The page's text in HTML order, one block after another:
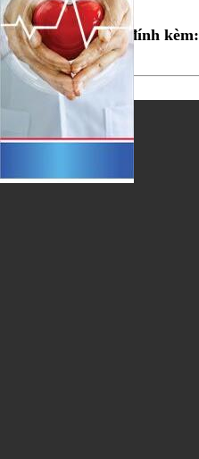
Chi tiết xem ở file đính kèm:
Tập tin đính kèm1